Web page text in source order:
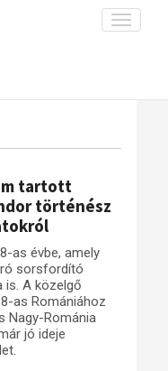
Toggle
alatt)
tartott
történész
as évbe, amely
sorsfordító
is. A közelgő
as Romániához
Nagy-Románia
jó ideje